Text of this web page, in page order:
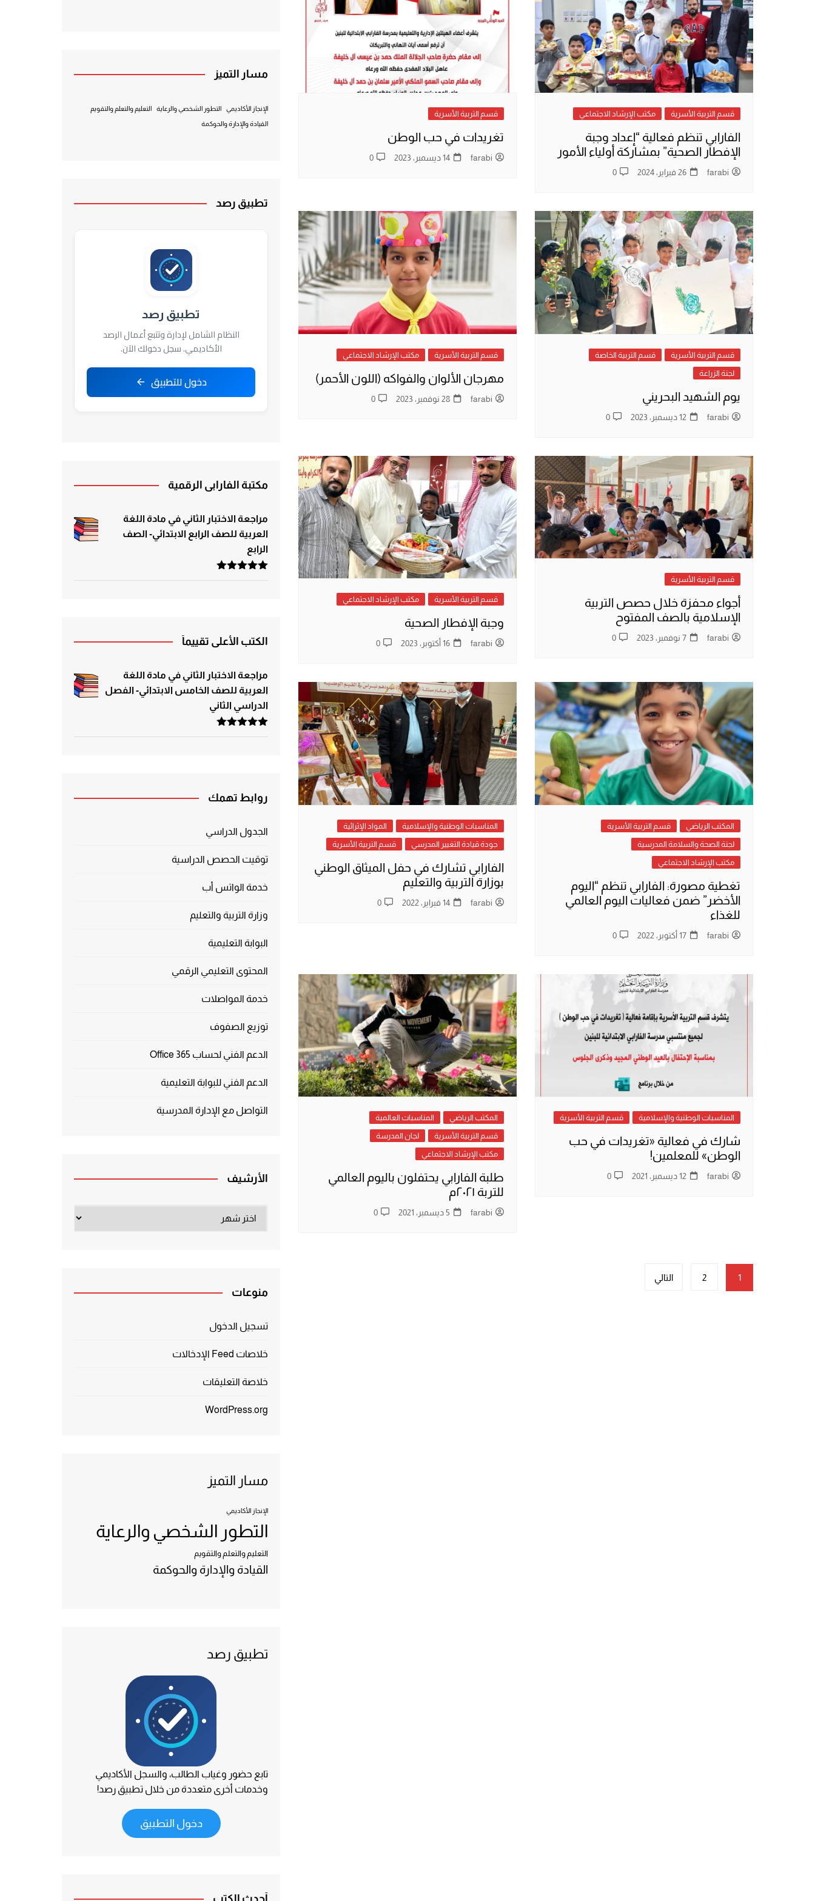
المواد الإثرائية
قسم التربية الأسرية
المكتب الرياضي
قسم التصميم والتقانة
قسم التربية الخاصة
كشافة الفارابي
لجنة النظافة
لجنة الزراعة
قسم التربية الأسرية مكتب الإرشاد الاجتماعي
الفارابي تنظم فعالية “إعداد وجبة
الإفطار الصحية” بمشاركة أولياء الأمور
farabi 26 فبراير، 2024 0
قسم التربية الأسرية
تغريدات في حب الوطن
farabi 14 ديسمبر، 2023 0
قسم التربية الأسرية
قسم التربية الخاصة
لجنة الزراعة
يوم الشهيد البحريني
farabi 12 ديسمبر، 2023 0
قسم التربية الأسرية مكتب الإرشاد الاجتماعي
مهرجان الألوان والفواكه (اللون الأحمر)
farabi 28 نوفمبر، 2023 0
قسم التربية الأسرية
أجواء محفزة خلال حصص التربية
الإسلامية بالصف المفتوح
farabi 7 نوفمبر، 2023 0
قسم التربية الأسرية مكتب الإرشاد الاجتماعي
وجبة الإفطار الصحية
farabi 16 أكتوبر، 2023 0
المكتب الرياضي
قسم التربية الأسرية
لجنة الصحة والسلامة المدرسية
مكتب الإرشاد الاجتماعي
تغطية مصورة: الفارابي تنظم “اليوم
الأخضر” ضمن فعاليات اليوم العالمي
للغذاء
farabi 17 أكتوبر، 2022 0
المناسبات الوطنية والإسلامية
المواد الإثرائية
جودة قيادة التغيير المدرسي
قسم التربية الأسرية
الفارابي تشارك في حفل الميثاق الوطني
بوزارة التربية والتعليم
farabi 14 فبراير، 2022 0
المناسبات الوطنية والإسلامية قسم التربية الأسرية
شارك في فعالية «تغريدات في حب
الوطن» للمعلمين!
farabi 12 ديسمبر، 2021 0
المكتب الرياضي
المناسبات العالمية
قسم التربية الأسرية
لجان المدرسة
مكتب الإرشاد الاجتماعي
طلبة الفارابي يحتفلون باليوم العالمي
للتربة ٢٠٢١م
farabi 5 ديسمبر، 2021 0
تعدد
صفحات
1
2 التالي
مسار التميز
الإنجاز الأكاديمي التطور الشخصي والرعاية التعليم والتعلم والتقويم
القيادة والإدارة والحوكمة
تطبيق رصد
تطبيق رصد
النظام الشامل لإدارة وتتبع أعمال الرصد
الأكاديمي. سجل دخولك الآن.
دخول للتطبيق
مكتبة الفارابي الرقمية
مراجعة الاختبار الثاني في مادة اللغة
العربية للصف الرابع الابتدائي- الصف
الرابع
تم التقييم
الكتب الأعلى تقييماً
مراجعة الاختبار الثاني في مادة اللغة
العربية للصف الخامس الابتدائي- الفصل
الدراسي الثاني
تم التقييم
روابط تهمك
الجدول الدراسي
توقيت الحصص الدراسية
خدمة الواتس أب
وزارة التربية والتعليم
البوابة التعليمية
المحتوى التعليمي الرقمي
خدمة المواصلات
توزيع الصفوف
الدعم الفني لحساب Office 365
الدعم الفني للبوابة التعليمية
التواصل مع الإدارة المدرسية
الأرشيف
منوعات
تسجيل الدخول
خلاصات Feed الإدخالات
خلاصة التعليقات
WordPress.org
مسار التميز
الإنجاز الأكاديمي
التطور الشخصي والرعاية
التعليم والتعلم والتقويم
القيادة والإدارة والحوكمة
تطبيق رصد
تابع حضور وغياب الطالب، والسجل الأكاديمي
وخدمات أخرى متعددة من خلال تطبيق رصد!
دخول التطبيق
أحدث الكتب